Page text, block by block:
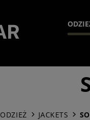
ODZIEŻ JACKETS